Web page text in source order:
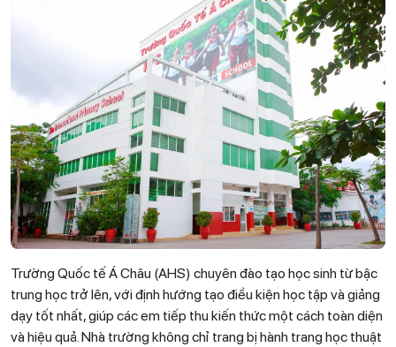
Trường Quốc tế Á Châu (AHS) chuyên đào tạo học sinh từ bậc
trung học trở lên, với định hướng tạo điều kiện học tập và giảng
dạy tốt nhất, giúp các em tiếp thu kiến thức một cách toàn diện
và hiệu quả. Nhà trường không chỉ trang bị hành trang học thuật